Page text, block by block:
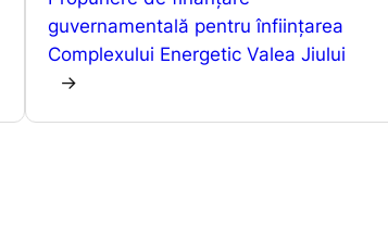
guvernamentală pentru înființarea
Complexului Energetic Valea Jiului
→